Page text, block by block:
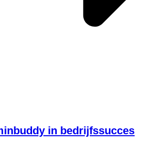
in bedrijfssucces